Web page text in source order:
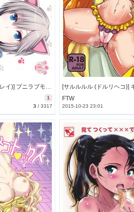
[モンモー牧場 (ウーロン・レイ)] プニラブモチュライカ (アイドルマスター シンデレラガールズ) [34M]
1
3 / 3317
FTW
2015-10-23 23:01